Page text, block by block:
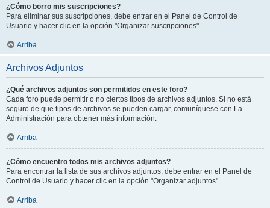
¿Cómo borro mis suscripciones?
Para eliminar sus suscripciones, debe entrar en el Panel de Control de
Usuario y hacer clic en la opción "Organizar suscripciones".
Arriba
Archivos Adjuntos
¿Qué archivos adjuntos son permitidos en este foro?
Cada foro puede permitir o no ciertos tipos de archivos adjuntos. Si no está
seguro de que tipos de archivos se pueden cargar, comuníquese con La
Administración para obtener más información.
Arriba
¿Cómo encuentro todos mis archivos adjuntos?
Para encontrar la lista de sus archivos adjuntos, debe entrar en el Panel de
Control de Usuario y hacer clic en la opción "Organizar adjuntos".
Arriba